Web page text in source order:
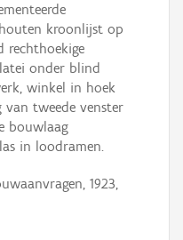
kroonlijst op
rechthoekige
onder blind
winkel in hoek
van tweede venster
bouwlaag
in loodramen.
1923,